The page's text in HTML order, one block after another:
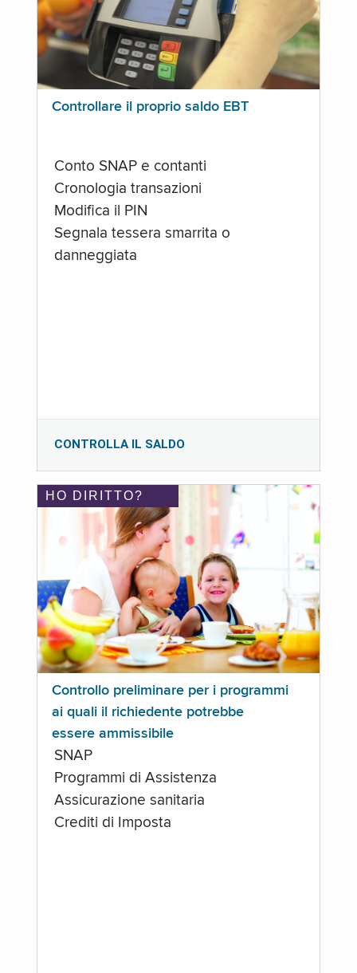
Controllare il proprio saldo EBT
Conto SNAP e contanti
Cronologia transazioni
Modifica il PIN
Segnala tessera smarrita o
danneggiata
CONTROLLA IL SALDO
HO DIRITTO?
Controllo preliminare per i programmi
ai quali il richiedente potrebbe
essere ammissibile
SNAP
Programmi di Assistenza
Assicurazione sanitaria
Crediti di Imposta